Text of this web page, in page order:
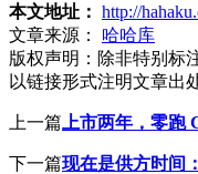
本文地址： http://
文章来源：
哈哈库
版权声明： 除非特别标
以链接形式注明文章出
上一篇 上市两年，零跑
下一篇现在是供方时间